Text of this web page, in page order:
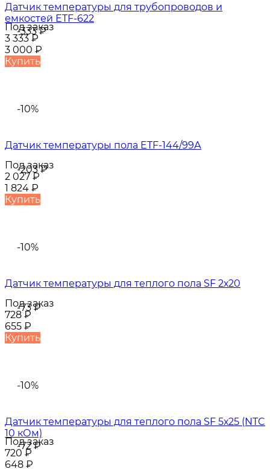
-333₽
Датчик температуры для трубопроводов и
емкостей ETF-622
Под заказ
3 333₽
3 000 ₽
Купить
-10%
-203₽
Датчик температуры пола ETF-144/99А
Под заказ
2 027₽
1 824 ₽
Купить
-10%
-73₽
Датчик температуры для теплого пола SF 2х20
Под заказ
728₽
655 ₽
Купить
-10%
-72₽
Датчик температуры для теплого пола SF 5х25 (NTC
10 кОм)
Под заказ
720₽
648 ₽